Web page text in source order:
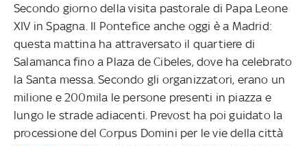
Secondo giorno della visita pastorale di Papa Leone
XIV in Spagna. Il Pontefice anche oggi è a Madrid:
questa mattina ha attraversato il quartiere di
Salamanca fino a Plaza de Cibeles, dove ha celebrato
la Santa messa. Secondo gli organizzatori, erano un
milione e 200mila le persone presenti in piazza e
lungo le strade adiacenti. Prevost ha poi guidato la
processione del Corpus Domini per le vie della città